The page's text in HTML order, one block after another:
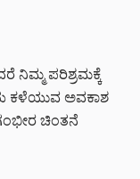
ನಿಮ್ಮ ಪರಿಶ್ರಮಕ್ಕೆ
ಕಳೆಯುವ ಅವಕಾಶ
ಚಿಂತನೆ